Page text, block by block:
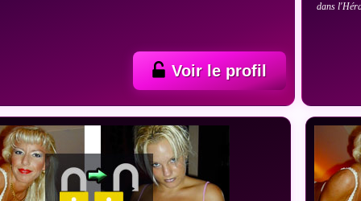
Voir le profil
dans